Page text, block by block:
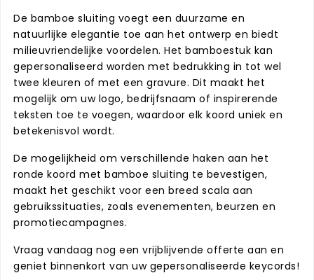
De bamboe sluiting voegt een duurzame en
natuurlijke elegantie toe aan het ontwerp en biedt
milieuvriendelijke voordelen. Het bamboestuk kan
gepersonaliseerd worden met bedrukking in tot wel
twee kleuren of met een gravure. Dit maakt het
mogelijk om uw logo, bedrijfsnaam of inspirerende
teksten toe te voegen, waardoor elk koord uniek en
betekenisvol wordt.
De mogelijkheid om verschillende haken aan het
ronde koord met bamboe sluiting te bevestigen,
maakt het geschikt voor een breed scala aan
gebruikssituaties, zoals evenementen, beurzen en
promotiecampagnes.
Vraag vandaag nog een vrijblijvende offerte aan en
geniet binnenkort van uw gepersonaliseerde keycords!